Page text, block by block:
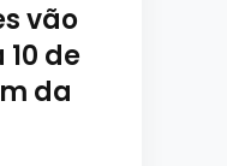
vão
de
da